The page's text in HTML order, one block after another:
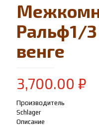
Ральф1/
венге
3,700.00 ₽
Производитель
Schlager
Описание